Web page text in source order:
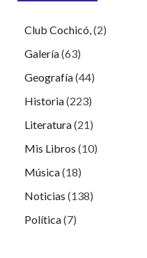
Club Cochicó,(2)
Galería(63)
Geografía(44)
Historia(223)
Literatura(21)
Mis Libros (10)
Música(18)
Noticias (138)
Política(7)